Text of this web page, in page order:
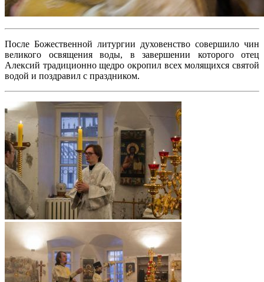
После Божественной литургии духовенство совершило чин
великого освящения воды, в завершении которого отец
Алексий традиционно щедро окропил всех молящихся святой
водой и поздравил с праздником.